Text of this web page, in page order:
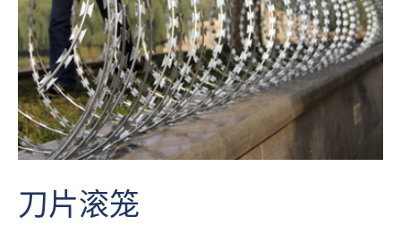
刀片滚笼